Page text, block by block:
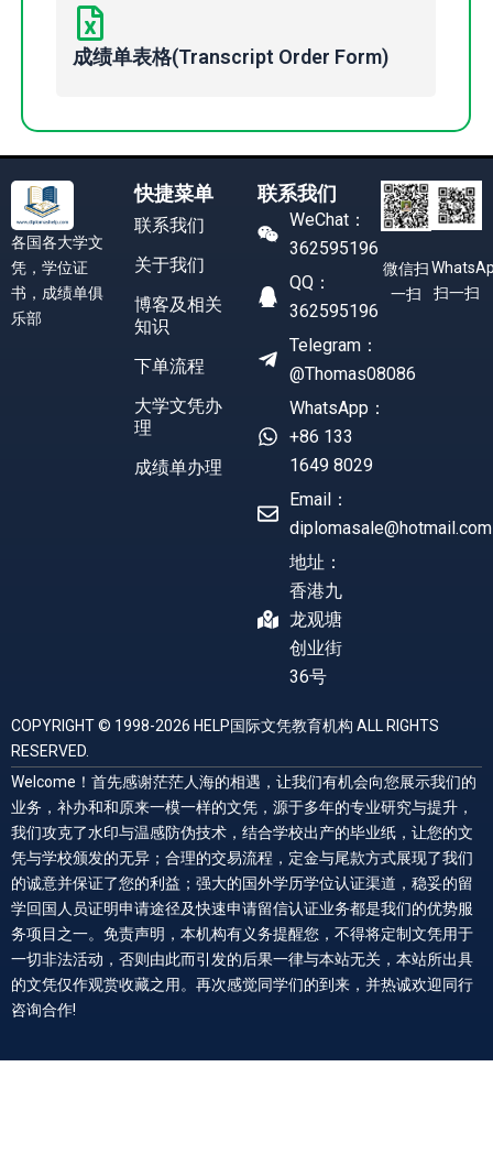
成绩单表格(Transcript Order Form)
各国各大学文
凭，学位证
书，成绩单俱
乐部
快捷菜单
联系我们
关于我们
博客及相关
知识
下单流程
大学文凭办
理
成绩单办理
联系我们
WeChat：
362595196
QQ：
362595196
Telegram：
@Thomas08086
WhatsApp：
+86 133
1649 8029
Email：
diplomasale@hotmail.com
地址：
香港九
龙观塘
创业街
36号
微信扫
一扫
扫一扫
COPYRIGHT © 1998-2026 HELP国际文凭教育机构 ALL RIGHTS
RESERVED.
Welcome！首先感谢茫茫人海的相遇，让我们有机会向您展示我们的
业务，补办和和原来一模一样的文凭，源于多年的专业研究与提升，
我们攻克了水印与温感防伪技术，结合学校出产的毕业纸，让您的文
凭与学校颁发的无异；合理的交易流程，定金与尾款方式展现了我们
的诚意并保证了您的利益；强大的国外学历学位认证渠道，稳妥的留
学回国人员证明申请途径及快速申请留信认证业务都是我们的优势服
务项目之一。免责声明，本机构有义务提醒您，不得将定制文凭用于
一切非法活动，否则由此而引发的后果一律与本站无关，本站所出具
的文凭仅作观赏收藏之用。再次感觉同学们的到来，并热诚欢迎同行
咨询合作!